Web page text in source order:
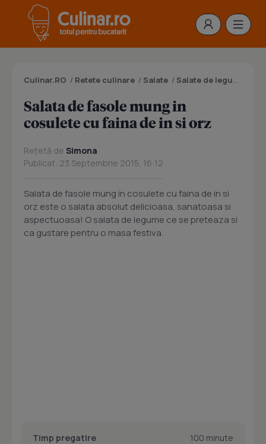
Culinar.RO / Retete culinare / Salate / Salate de legume
Salata de fasole mung in
cosulete cu faina de in si orz
Rețetă de Simona
Publicat: 23 Septembrie 2015, 16:12
Salata de fasole mung in cosulete cu faina de in si
orz este o salata absolut delicioasa, sanatoasa si
aspectuoasa! O salata de legume ce se preteaza si
ca gustare pentru o masa festiva.
Timp pregatire
100 minute